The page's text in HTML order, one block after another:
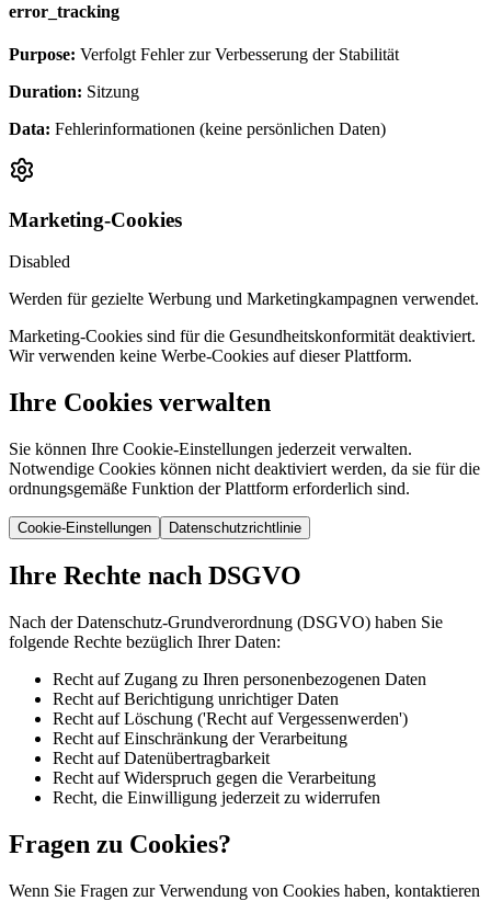
error_tracking
Purpose: Verfolgt Fehler zur Verbesserung der Stabilität
Duration: Sitzung
Data: Fehlerinformationen (keine persönlichen Daten)
Marketing-Cookies
Disabled
Werden für gezielte Werbung und Marketingkampagnen verwendet.
Marketing-Cookies sind für die Gesundheitskonformität deaktiviert.
Wir verwenden keine Werbe-Cookies auf dieser Plattform.
Ihre Cookies verwalten
Sie können Ihre Cookie-Einstellungen jederzeit verwalten.
Notwendige Cookies können nicht deaktiviert werden, da sie für die
ordnungsgemäße Funktion der Plattform erforderlich sind.
Cookie-Einstellungen Datenschutzrichtlinie
Ihre Rechte nach DSGVO
Nach der Datenschutz-Grundverordnung (DSGVO) haben Sie
folgende Rechte bezüglich Ihrer Daten:
Recht auf Zugang zu Ihren personenbezogenen Daten
Recht auf Berichtigung unrichtiger Daten
Recht auf Löschung ('Recht auf Vergessenwerden')
Recht auf Einschränkung der Verarbeitung
Recht auf Datenübertragbarkeit
Recht auf Widerspruch gegen die Verarbeitung
Recht, die Einwilligung jederzeit zu widerrufen
Fragen zu Cookies?
Wenn Sie Fragen zur Verwendung von Cookies haben, kontaktieren